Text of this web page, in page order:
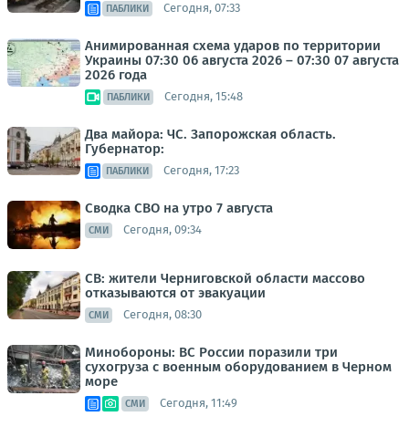
ПАБЛИКИ Сегодня, 07:33
Анимированная схема ударов по территории
Украины 07:30 06 августа 2026 – 07:30 07 августа
2026 года
ПАБЛИКИ Сегодня, 15:48
Два майора: ЧС. Запорожская область.
Губернатор:
ПАБЛИКИ Сегодня, 17:23
Сводка СВО на утро 7 августа
СМИ Сегодня, 09:34
СВ: жители Черниговской области массово
отказываются от эвакуации
СМИ Сегодня, 08:30
Минобороны: ВС России поразили три
сухогруза с военным оборудованием в Черном
море
СМИ Сегодня, 11:49